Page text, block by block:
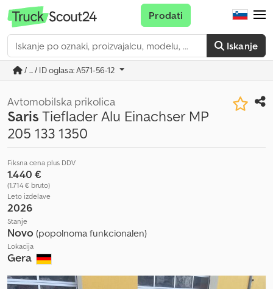
Iskanje
Prodati
/ ... / ID oglasa: A571-56-12
Avtomobilska prikolica
SarisTieflader Alu Einachser MP
205 133 1350
Fiksna cena plus DDV
1.440 €
(1.714 € bruto)
Leto izdelave
2026
Stanje
Novo (popolnoma funkcionalen)
Lokacija
Gera